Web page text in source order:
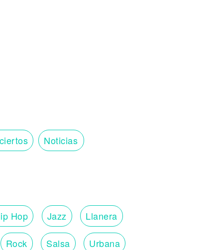
Noticias
Hop Jazz Llanera
Rock Salsa Urbana